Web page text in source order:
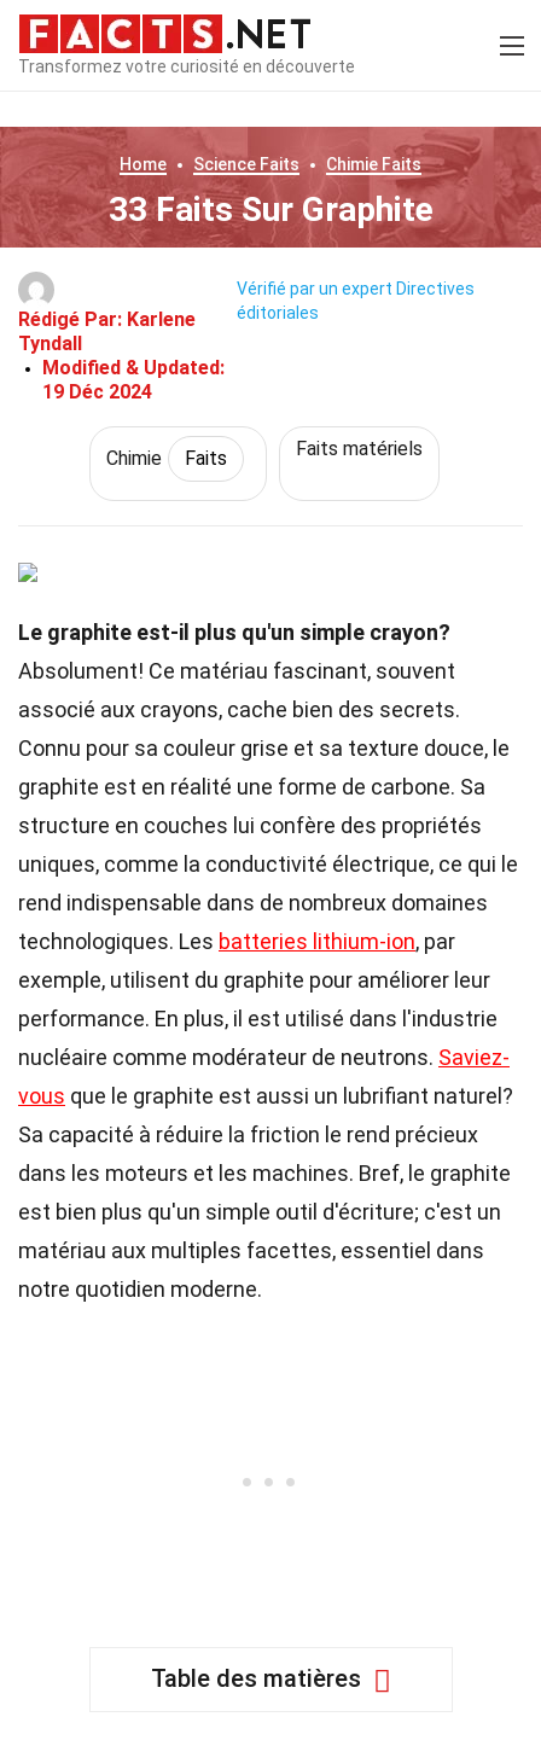
Transformez votre curiosité en découverte
Home Science Faits Chimie Faits
33 Faits Sur Graphite
Rédigé Par: Karlene
Tyndall
Modified & Updated:
19 Déc 2024
Vérifié par un expert Directives
éditoriales
Chimie Faits Faits matériels
Le graphite est-il plus qu'un simple crayon?
Absolument! Ce matériau fascinant, souvent
associé aux crayons, cache bien des secrets.
Connu pour sa couleur grise et sa texture douce, le
graphite est en réalité une forme de carbone. Sa
structure en couches lui confère des propriétés
uniques, comme la conductivité électrique, ce qui le
rend indispensable dans de nombreux domaines
technologiques. Les batteries lithium-ion, par
exemple, utilisent du graphite pour améliorer leur
performance. En plus, il est utilisé dans l'industrie
nucléaire comme modérateur de neutrons. Saviez-
vous que le graphite est aussi un lubrifiant naturel?
Sa capacité à réduire la friction le rend précieux
dans les moteurs et les machines. Bref, le graphite
est bien plus qu'un simple outil d'écriture; c'est un
matériau aux multiples facettes, essentiel dans
notre quotidien moderne.
Table des matières